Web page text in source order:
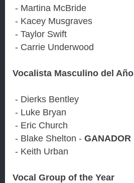
- Martina McBride
- Kacey Musgraves
- Taylor Swift
- Carrie Underwood
Vocalista Masculino del Año
- Dierks Bentley
- Luke Bryan
- Eric Church
- Blake Shelton - GANADOR
- Keith Urban
Vocal Group of the Year